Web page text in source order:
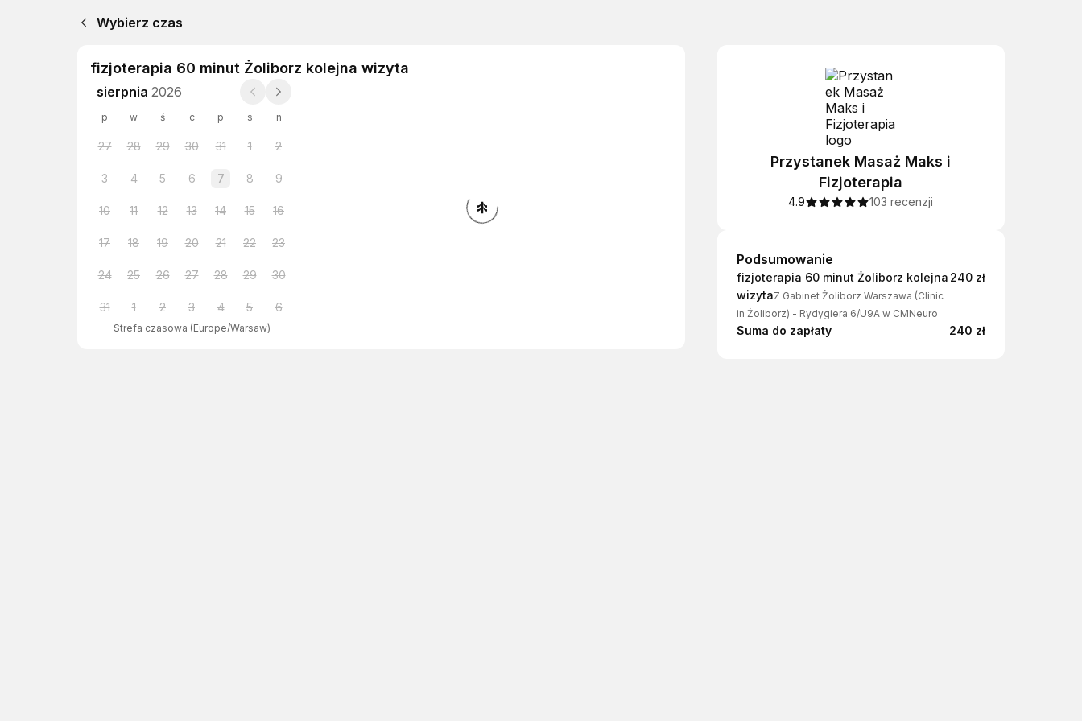
Wybierz czas
fizjoterapia 60 minut Żoliborz kolejna wizyta
sierpnia 2026
p w ś c p s n
27 28 29 30 31 1 2
3 4 5 6 7 8 9
10 11 12 13 14 15 16
17 18 19 20 21 22 23
24 25 26 27 28 29 30
31 1 2 3 4 5 6
Strefa czasowa (Europe/Warsaw)
Przystanek Masaż Maks i
Fizjoterapia
4.9 103 recenzji
Podsumowanie
Podsumowanie
fizjoterapia 60 minut Żoliborz kolejna
wizytaZ Gabinet Żoliborz Warszawa (Clinic
in Żoliborz) - Rydygiera 6/U9A w CMNeuro
240 zł
Suma do zapłaty 240 zł